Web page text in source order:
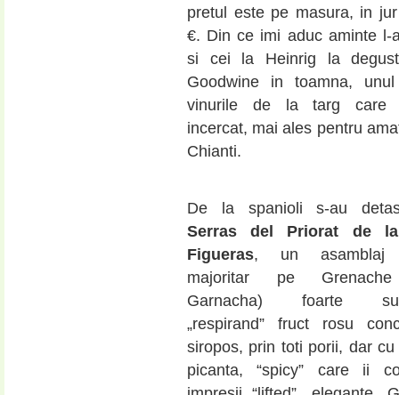
pretul este pe masura, in
€. Din ce imi aduc aminte l-
si cei la Heinrig la
Goodwine in toamna,
vinurile de la targ care
incercat, mai ales pentru
Chianti.
De la spanioli s-au
Serras del Priorat de
Figueras, un asamblaj
majoritar pe
Garnacha) foarte
„respirand” fruct rosu
siropos, prin toti porii, dar
picanta, “spicy” care ii